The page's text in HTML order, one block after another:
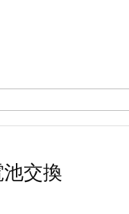
交換